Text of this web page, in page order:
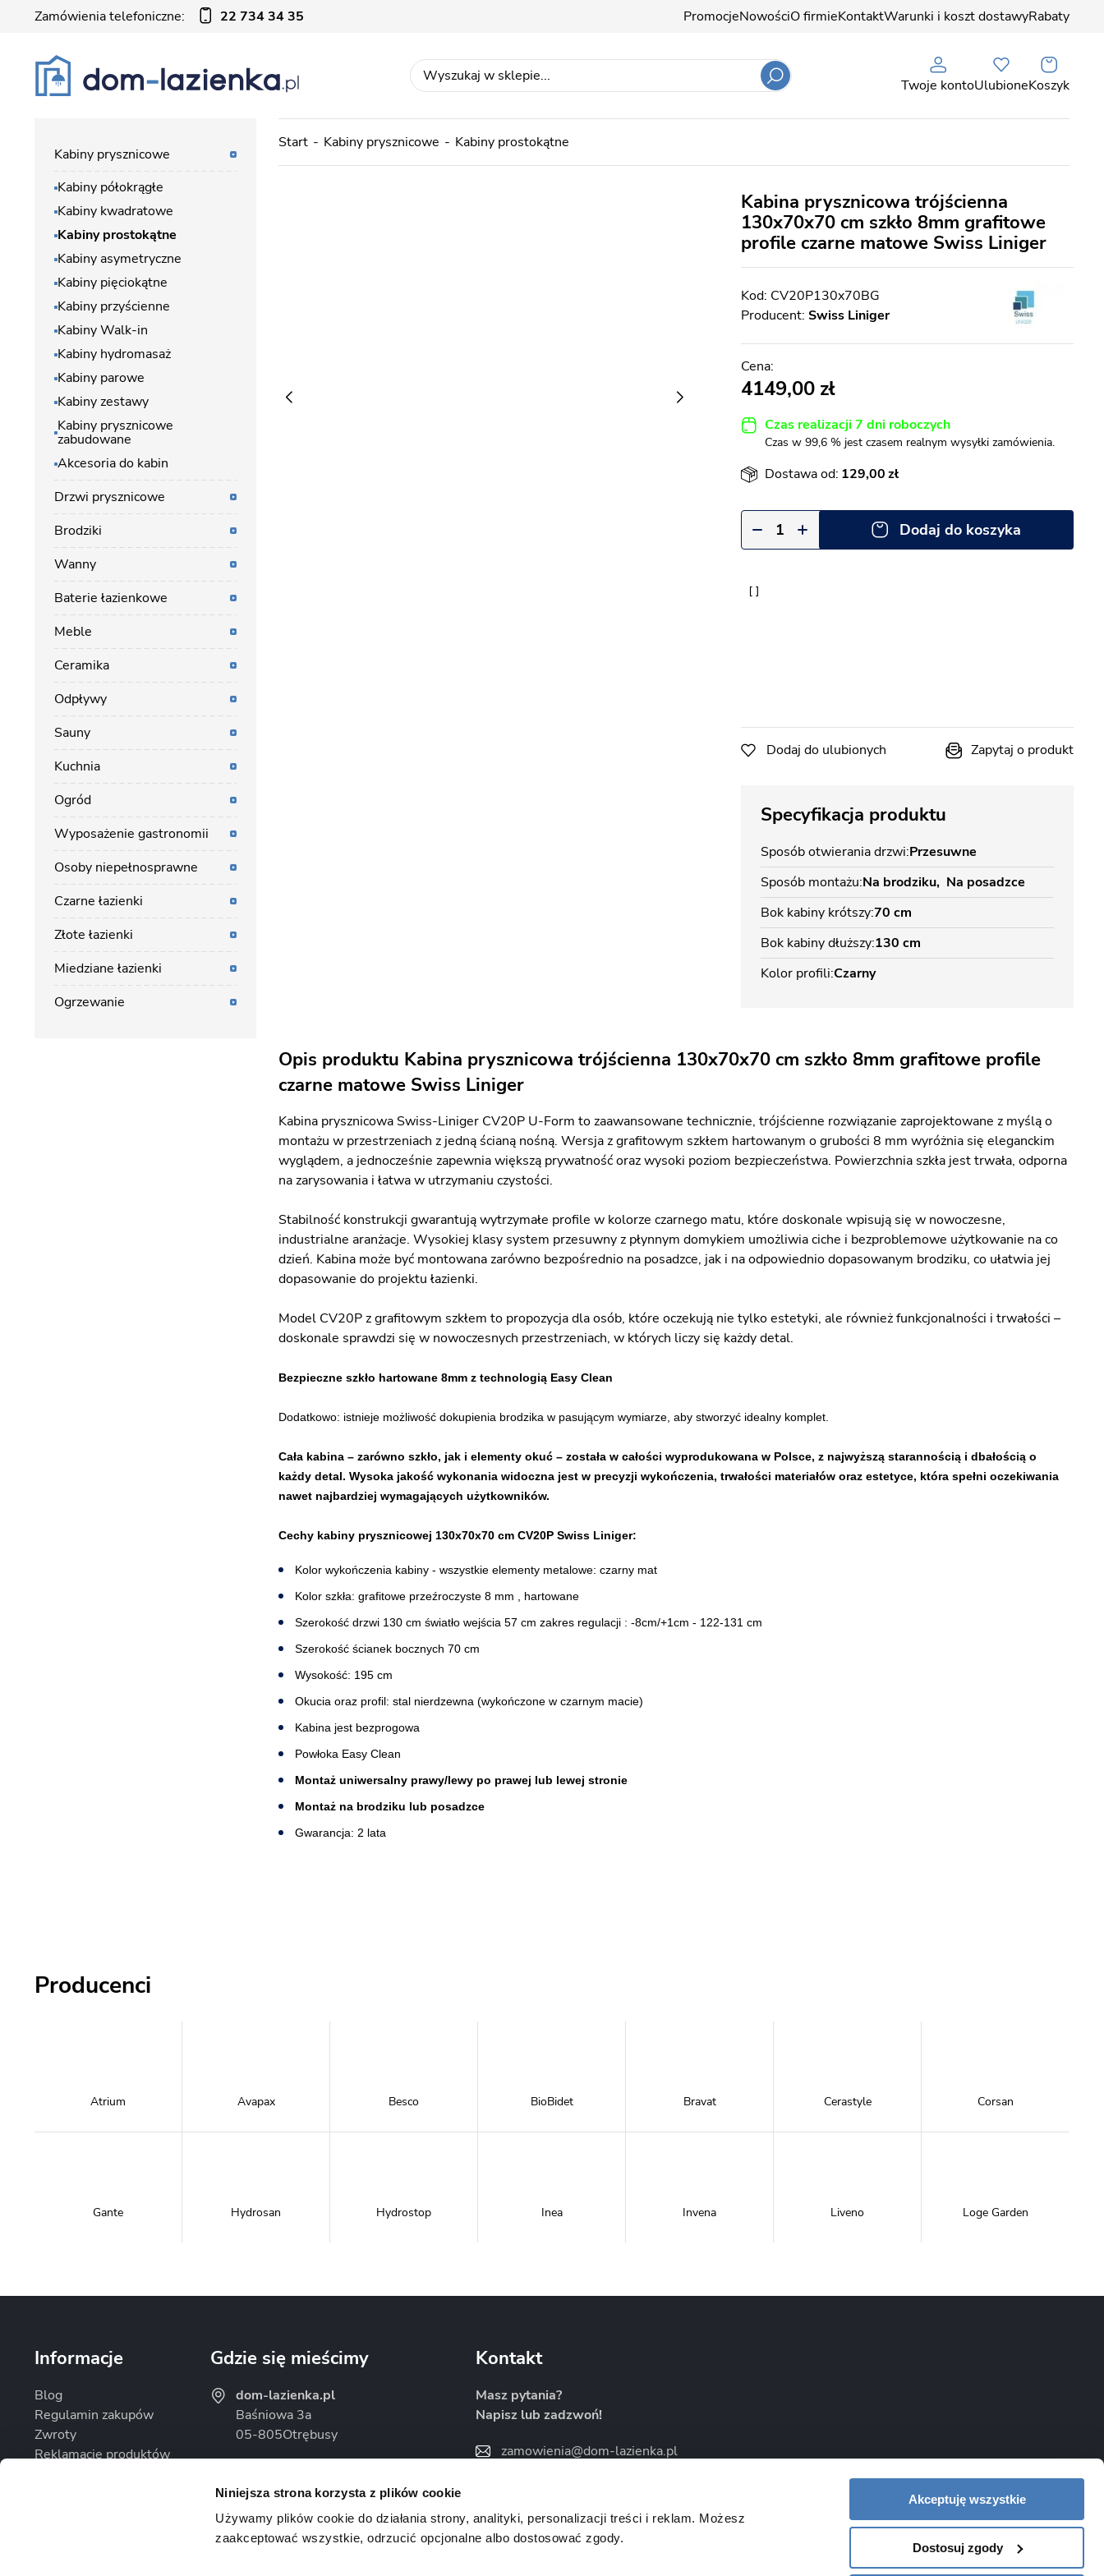
Niniejsza strona korzysta z plików cookie
Używamy plików cookie do działania strony, analityki, personalizacji treści i reklam. Możesz
zaakceptować wszystkie, odrzucić opcjonalne albo dostosować zgody.
Akceptuję wszystkie
Dostosuj zgody
Zamówienia telefoniczne: 22 734 34 35 PromocjeNowościO firmieKontaktWarunki i koszt dostawyRabaty
Twoje kontoUlubioneKoszyk
Start Kabiny prysznicowe Kabiny prostokątne
Kabina prysznicowa trójścienna
130x70x70 cm szkło 8mm grafitowe
profile czarne matowe Swiss Liniger
CV20P130x70BG
Producent: Swiss Liniger
4149,00
Czas realizacji 7 dni roboczych
Czas w 99,6 % jest czasem realnym wysyłki zamówienia.
Dostawa od: 129,00
Dodaj do koszyka
Dodaj do ulubionych Zapytaj o produkt
Specyfikacja produktu
Sposób otwierania drzwi Przesuwne
Sposób montażu Na brodziku Na posadzce
Bok kabiny krótszy70 cm
Bok kabiny dłuższy 130 cm
Kolor profili Czarny
Opis produktu Kabina prysznicowa trójścienna 130x70x70 cm szkło 8mm grafitowe profile
czarne matowe Swiss Liniger
Kabina prysznicowa Swiss-Liniger CV20P U-Form to zaawansowane technicznie, trójścienne rozwiązanie zaprojektowane z myślą o
montażu w przestrzeniach z jedną ścianą nośną. Wersja z grafitowym szkłem hartowanym o grubości 8 mm wyróżnia się eleganckim
wyglądem, a jednocześnie zapewnia większą prywatność oraz wysoki poziom bezpieczeństwa. Powierzchnia szkła jest trwała, odporna
na zarysowania i łatwa w utrzymaniu czystości.
Stabilność konstrukcji gwarantują wytrzymałe profile w kolorze czarnego matu, które doskonale wpisują się w nowoczesne,
industrialne aranżacje. Wysokiej klasy system przesuwny z płynnym domykiem umożliwia ciche i bezproblemowe użytkowanie na co
dzień. Kabina może być montowana zarówno bezpośrednio na posadzce, jak i na odpowiednio dopasowanym brodziku, co ułatwia jej
dopasowanie do projektu łazienki.
Model CV20P z grafitowym szkłem to propozycja dla osób, które oczekują nie tylko estetyki, ale również funkcjonalności i trwałości –
doskonale sprawdzi się w nowoczesnych przestrzeniach, w których liczy się każdy detal.
Bezpieczne szkło hartowane 8mm z technologią Easy Clean
Dodatkowo: istnieje możliwość dokupienia brodzika w pasującym wymiarze, aby stworzyć idealny komplet.
Cała kabina – zarówno szkło, jak i elementy okuć – została w całości wyprodukowana w Polsce, z najwyższą starannością i dbałością o
każdy detal. Wysoka jakość wykonania widoczna jest w precyzji wykończenia, trwałości materiałów oraz estetyce, która spełni oczekiwania
nawet najbardziej wymagających użytkowników.
Cechy kabiny prysznicowej 130x70x70 cm CV20P Swiss Liniger:
Kolor wykończenia kabiny - wszystkie elementy metalowe: czarny mat
Kolor szkła: grafitowe przeźroczyste 8 mm , hartowane
Szerokość drzwi 130 cm światło wejścia 57 cm zakres regulacji : -8cm/+1cm - 122-131 cm
Szerokość ścianek bocznych 70 cm
Wysokość: 195 cm
Okucia oraz profil: stal nierdzewna (wykończone w czarnym macie)
Kabina jest bezprogowa​
Powłoka Easy Clean
Montaż uniwersalny prawy/lewy po prawej lub lewej stronie
Montaż na brodziku lub posadzce
Gwarancja: 2 lata
Kabiny prysznicowe
Kabiny półokrągłe
Kabiny kwadratowe
Kabiny prostokątne
Kabiny asymetryczne
Kabiny pięciokątne
Kabiny przyścienne
Kabiny Walk-in
Kabiny hydromasaż
Kabiny parowe
Kabiny zestawy
Kabiny prysznicowe
zabudowane
Akcesoria do kabin
Drzwi prysznicowe
Brodziki
Wanny
Baterie łazienkowe
Meble
Ceramika
Odpływy
Sauny
Kuchnia
Ogród
Wyposażenie gastronomii
Osoby niepełnosprawne
Czarne łazienki
Złote łazienki
Miedziane łazienki
Ogrzewanie
Producenci
Atrium Avapax Besco BioBidet Bravat Cerastyle Corsan
Gante Hydrosan Hydrostop Inea Invena Liveno Loge Garden
Rea
Velaco Vertisso
Informacje
Blog
Regulamin zakupów
Zwroty
Reklamacje produktów
Gdzie się mieścimy
dom-lazienka.pl
Baśniowa 3a
05-805Otrębusy
Pon. - Pt.: 08:00 - 16:00
Sob.: Zamknięte
Kontakt
Masz pytania?
Napisz lub zadzwoń!
zamowienia@dom-lazienka.pl
Znajdź nas na